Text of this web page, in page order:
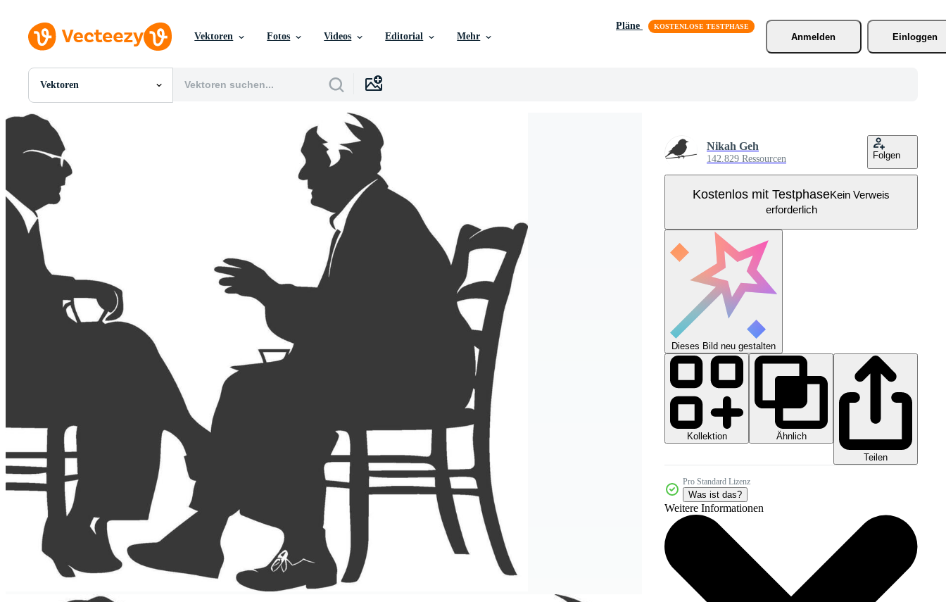
Vektoren Fotos Videos Editorial Mehr
Pläne
Anmelden
Einloggen
Vektoren
Alle Bilder
PNGs
PSDs
SVGs
Vorlagen
Vektoren
Videos
Nikah Geh
142.829 Ressourcen Folgen
Kostenlos mit TestphaseKein Verweis
erforderlich
Dieses Bild neu gestalten
Kollektion
Ähnlich
Teilen
Pro Standard Lizenz
Was ist das?
Weitere Informationen